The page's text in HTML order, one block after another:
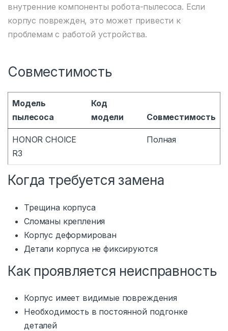
внутренние компоненты робота-пылесоса. Если
корпус поврежден, это может привести к
проблемам с работой устройства.
Совместимость
Модель
пылесоса
Код
модели
Совместимость
HONOR CHOICE
R3
Полная
Когда требуется замена
Трещина корпуса
Сломаны крепления
Корпус деформирован
Детали корпуса не фиксируются
Как проявляется неисправность
Корпус имеет видимые повреждения
Необходимость в постоянной подгонке
деталей